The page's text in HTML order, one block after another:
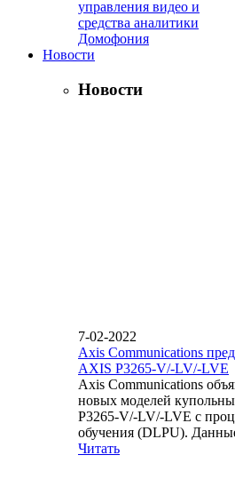
управления видео и
средства аналитики
Домофония
Новости
Новости
7-02-2022
Axis Communications
AXIS P3265-V/-LV/-LVE
Axis Communications
новых моделей
P3265-V/-LV/-LVE с
обучения (DLPU).
Читать